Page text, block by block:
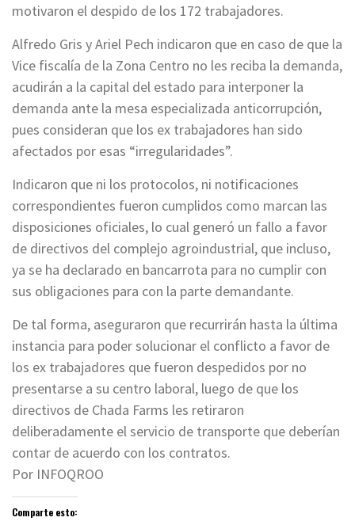
motivaron el despido de los 172 trabajadores.
Alfredo Gris y Ariel Pech indicaron que en caso de que la
Vice fiscalía de la Zona Centro no les reciba la demanda,
acudirán a la capital del estado para interponer la
demanda ante la mesa especializada anticorrupción,
pues consideran que los ex trabajadores han sido
afectados por esas “irregularidades”.
Indicaron que ni los protocolos, ni notificaciones
correspondientes fueron cumplidos como marcan las
disposiciones oficiales, lo cual generó un fallo a favor
de directivos del complejo agroindustrial, que incluso,
ya se ha declarado en bancarrota para no cumplir con
sus obligaciones para con la parte demandante.
De tal forma, aseguraron que recurrirán hasta la última
instancia para poder solucionar el conflicto a favor de
los ex trabajadores que fueron despedidos por no
presentarse a su centro laboral, luego de que los
directivos de Chada Farms les retiraron
deliberadamente el servicio de transporte que deberían
contar de acuerdo con los contratos.
Por INFOQROO
Comparte esto: